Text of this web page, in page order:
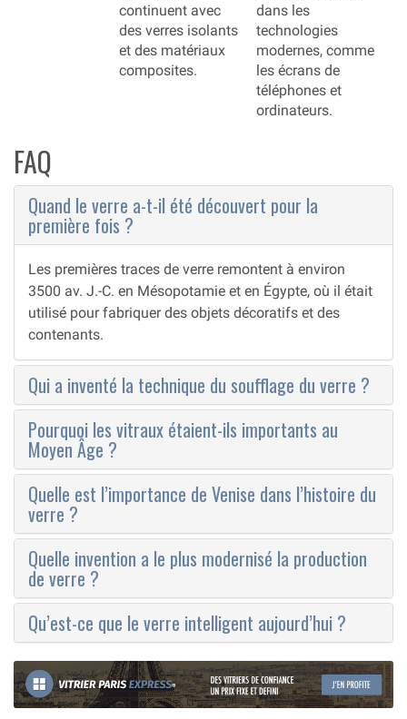
continuent avec
des verres isolants
et des matériaux
composites.
dans les
technologies
modernes, comme
les écrans de
téléphones et
ordinateurs.
FAQ
Quand le verre a-t-il été découvert pour la
première fois ?
Les premières traces de verre remontent à environ
3500 av. J.-C. en Mésopotamie et en Égypte, où il était
utilisé pour fabriquer des objets décoratifs et des
contenants.
Qui a inventé la technique du soufflage du verre ?
Pourquoi les vitraux étaient-ils importants au
Moyen Âge ?
Quelle est l’importance de Venise dans l’histoire du
verre ?
Quelle invention a le plus modernisé la production
de verre ?
Qu’est-ce que le verre intelligent aujourd’hui ?